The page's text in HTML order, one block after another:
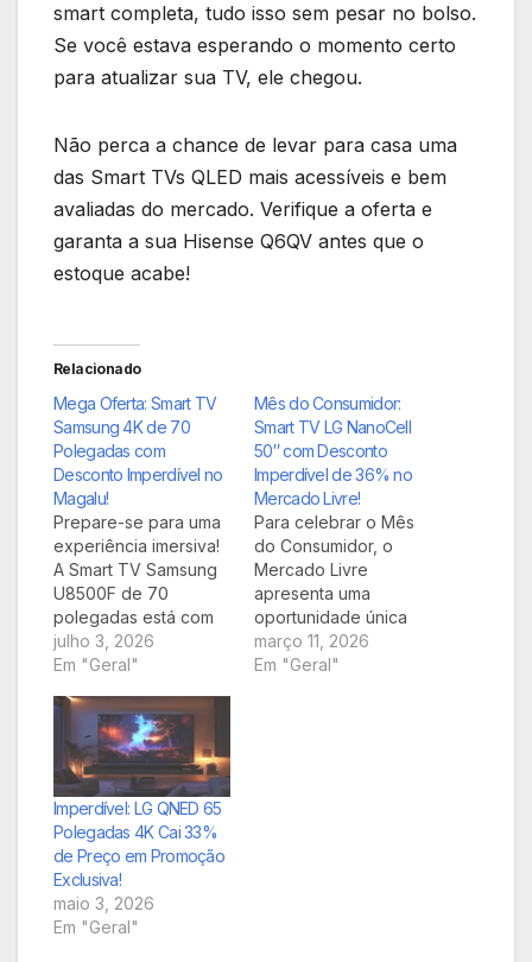
smart completa, tudo isso sem pesar no bolso.
Se você estava esperando o momento certo
para atualizar sua TV, ele chegou.
Não perca a chance de levar para casa uma
das Smart TVs QLED mais acessíveis e bem
avaliadas do mercado. Verifique a oferta e
garanta a sua Hisense Q6QV antes que o
estoque acabe!
Relacionado
Mega Oferta: Smart TV
Samsung 4K de 70
Polegadas com
Desconto Imperdível no
Magalu!
Prepare-se para uma
experiência imersiva!
A Smart TV Samsung
U8500F de 70
polegadas está com
uma oferta imperdível
no Magazine Luiza,
30% de desconto e
um cupom extra de
R$ 300. Uma chance
única de garantir
tecnologia de ponta
para filmes, séries e,
claro, a próxima Copa
do…
julho 3, 2026
Em "Geral"
Mês do Consumidor:
Smart TV LG NanoCell
50″ com Desconto
Imperdível de 36% no
Mercado Livre!
Para celebrar o Mês
do Consumidor, o
Mercado Livre
apresenta uma
oportunidade única
para adquirir a Smart
TV LG NanoCell de 50
março 11, 2026
Em "Geral"
Imperdível: LG QNED 65
Polegadas 4K Cai 33%
de Preço em Promoção
Exclusiva!
maio 3, 2026
Em "Geral"